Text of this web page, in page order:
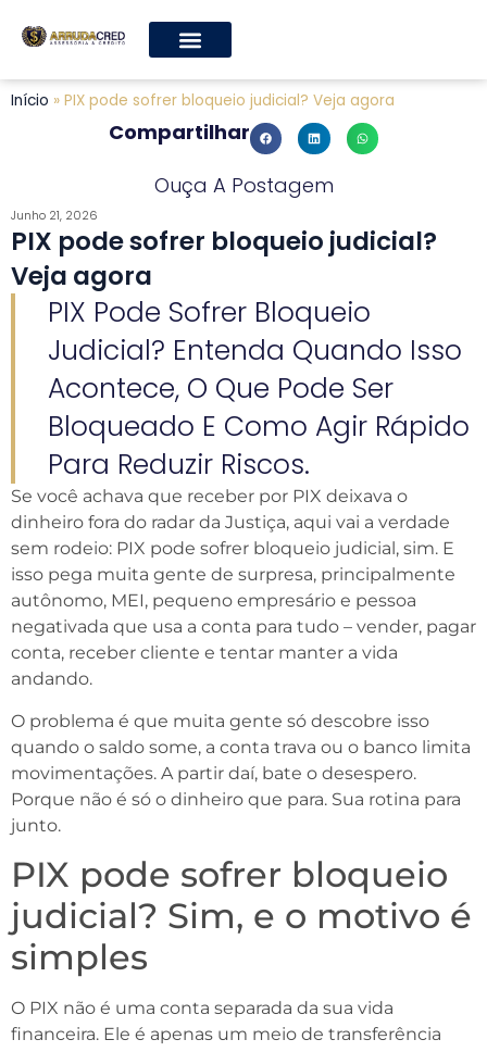
Início » PIX pode sofrer bloqueio judicial? Veja agora
Compartilhar
Ouça A Postagem
Junho 21, 2026
PIX pode sofrer bloqueio judicial?
Veja agora
PIX Pode Sofrer Bloqueio
Judicial? Entenda Quando Isso
Acontece, O Que Pode Ser
Bloqueado E Como Agir Rápido
Para Reduzir Riscos.
Se você achava que receber por PIX deixava o
dinheiro fora do radar da Justiça, aqui vai a verdade
sem rodeio: PIX pode sofrer bloqueio judicial, sim. E
isso pega muita gente de surpresa, principalmente
autônomo, MEI, pequeno empresário e pessoa
negativada que usa a conta para tudo – vender, pagar
conta, receber cliente e tentar manter a vida
andando.
O problema é que muita gente só descobre isso
quando o saldo some, a conta trava ou o banco limita
movimentações. A partir daí, bate o desespero.
Porque não é só o dinheiro que para. Sua rotina para
junto.
PIX pode sofrer bloqueio
judicial? Sim, e o motivo é
simples
O PIX não é uma conta separada da sua vida
financeira. Ele é apenas um meio de transferência